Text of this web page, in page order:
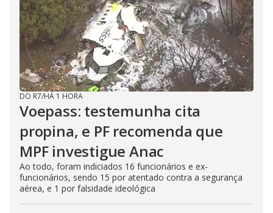
DO R7/HÁ 1 HORA
Voepass: testemunha cita
propina, e PF recomenda que
MPF investigue Anac
Ao todo, foram indiciados 16 funcionários e ex-
funcionários, sendo 15 por atentado contra a segurança
aérea, e 1 por falsidade ideológica